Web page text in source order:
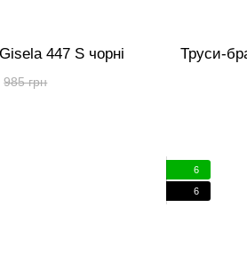
447 S чорні
985 грн
Труси-
6
6